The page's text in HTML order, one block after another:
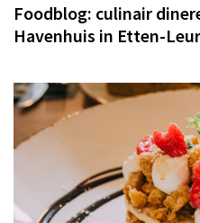
Foodblog: culinair
Havenhuis in Etten-Leur